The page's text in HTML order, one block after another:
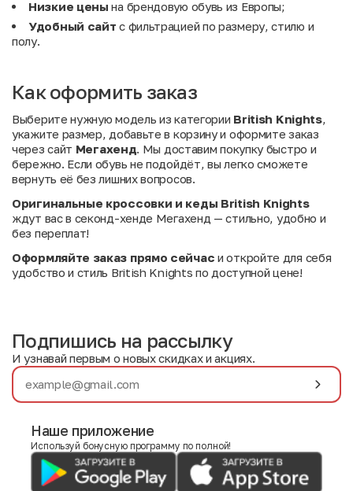
Низкие цены на брендовую обувь из Европы;
Удобный сайт с фильтрацией по размеру, стилю и
полу.
Как оформить заказ
Выберите нужную модель из категории British Knights,
укажите размер, добавьте в корзину и оформите заказ
через сайт Мегахенд . Мы доставим покупку быстро и
бережно. Если обувь не подойдёт, вы легко сможете
вернуть её без лишних вопросов.
Оригинальные кроссовки и кеды British Knights
ждут вас в секонд-хенде Мегахенд — стильно, удобно и
без переплат!
Оформляйте заказ прямо сейчас и откройте для себя
удобство и стиль British Knights по доступной цене!
Подпишись на рассылку
И узнавай первым о новых скидках и акциях.
Наше приложение
Используй бонусную программу по полной!